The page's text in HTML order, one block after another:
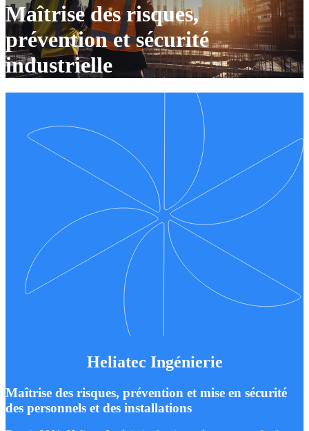
Maîtrise des risques,
prévention et sécurité
industrielle
Heliatec Ingénierie
Maîtrise des risques, prévention et mise en sécurité
des personnels et des installations